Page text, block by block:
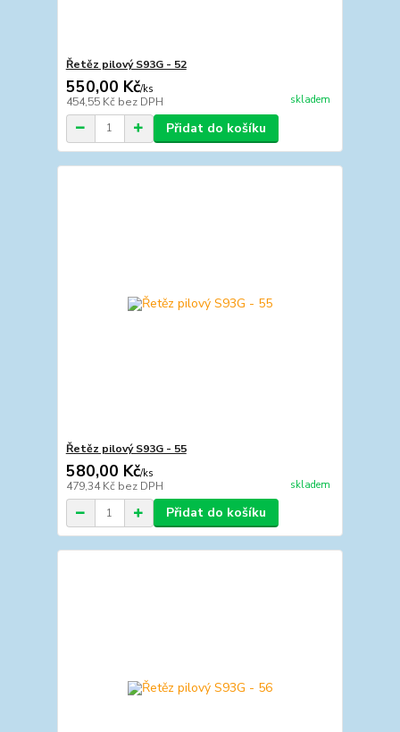
Řetěz pilový S93G - 52
550,00 Kč/ks
454,55 Kč bez DPH skladem
Přidat do košíku
Řetěz pilový S93G - 55
580,00 Kč/ks
479,34 Kč bez DPH skladem
Přidat do košíku